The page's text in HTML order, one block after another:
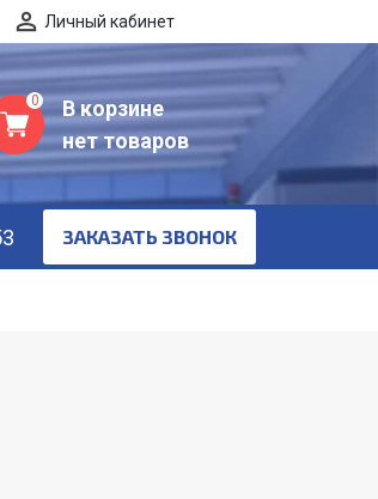
Личный кабинет
0
В корзине
нет товаров
ЗАКАЗАТЬ ЗВОНОК